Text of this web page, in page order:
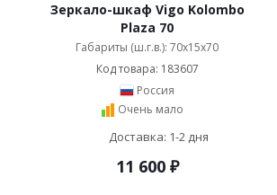
Зеркало-шкаф Vigo Kolombo
Plaza 70
Габариты (ш.г.в.): 70x15x70
Код товара: 183607
Россия
Очень мало
Доставка: 1-2 дня
11 600₽